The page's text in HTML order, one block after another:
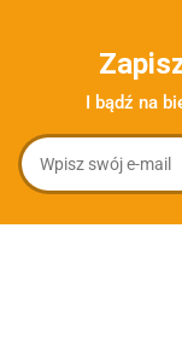
I bądź na